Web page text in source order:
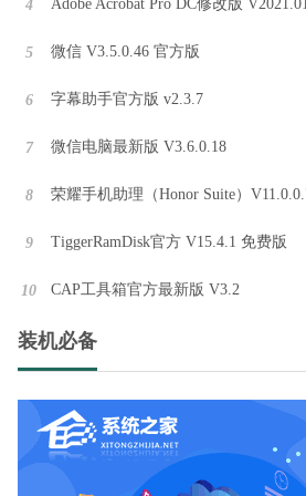
4 Adobe Acrobat Pro DC修改版
5 微信 V3.5.0.46 官方版
6 字幕助手官方版 v2.3.7
7 微信电脑最新版 V3.6.0.18
8 荣耀手机助理（Honor Suite）
9 TiggerRamDisk官方 V15.4.1 免费版
10 CAP工具箱官方最新版 V3.2
装机必备
IPC BatchTool V3.2.2
drivemonitor官方正式版